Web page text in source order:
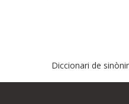
Diccionari de